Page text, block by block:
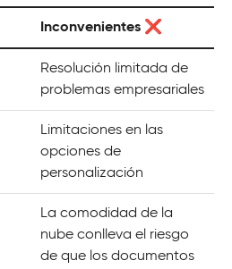
Inconvenientes ❌
Resolución limitada de
problemas empresariales
Limitaciones en las
opciones de
personalización
La comodidad de la
nube conlleva el riesgo
de que los documentos